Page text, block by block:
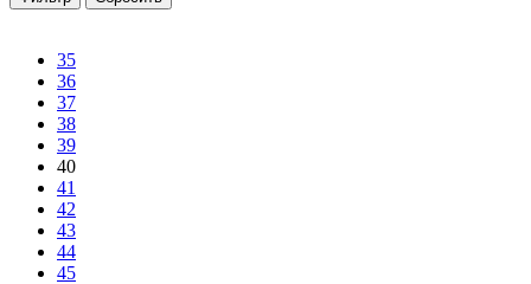
35
36
37
38
39
40
41
42
43
44
45